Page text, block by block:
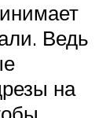
Ведь
на